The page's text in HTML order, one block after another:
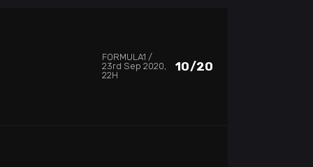
FORMULA1
23rd Sep 2020,
22H
10/20